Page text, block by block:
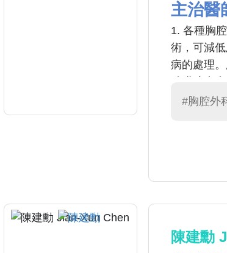
主治醫
1. 各種胸
術，可減
病的處理
#胸腔外
陳建勳